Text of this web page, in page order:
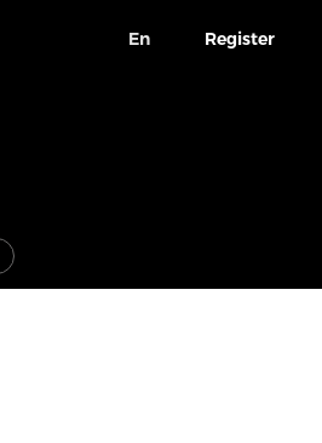
En Register